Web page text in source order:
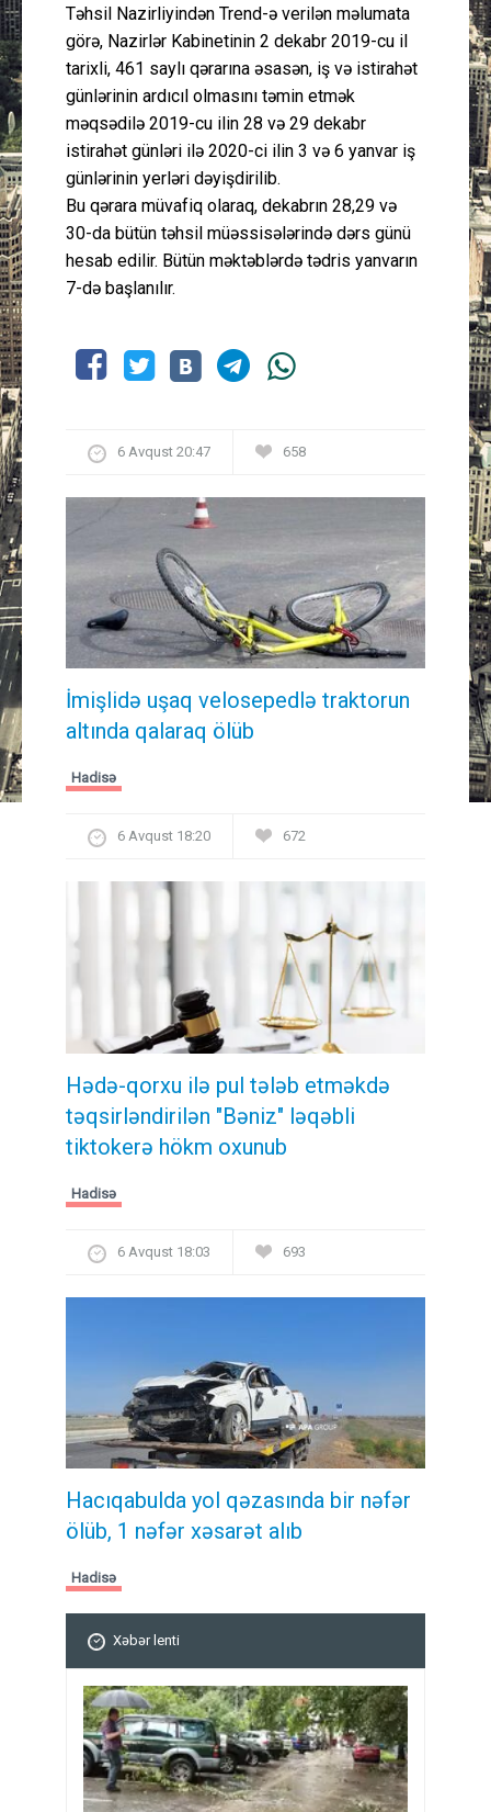
Cəmiyyət
Peşə etikası
Əlaqə
Təhsil Nazirliyindən Trend-ə verilən məlumata
görə, Nazirlər Kabinetinin 2 dekabr 2019-cu il
tarixli, 461 saylı qərarına əsasən, iş və istirahət
günlərinin ardıcıl olmasını təmin etmək
məqsədilə 2019-cu ilin 28 və 29 dekabr
istirahət günləri ilə 2020-ci ilin 3 və 6 yanvar iş
günlərinin yerləri dəyişdirilib.
Bu qərara müvafiq olaraq, dekabrın 28,29 və
30-da bütün təhsil müəssisələrində dərs günü
hesab edilir. Bütün məktəblərdə tədris yanvarın
7-də başlanılır.
6 Avqust 20:47 658
İmişlidə uşaq velosepedlə traktorun
altında qalaraq ölüb
Hadisə
6 Avqust 18:20 672
Hədə-qorxu ilə pul tələb etməkdə
təqsirləndirilən "Bəniz" ləqəbli
tiktokerə hökm oxunub
Hadisə
6 Avqust 18:03 693
Hacıqabulda yol qəzasında bir nəfər
ölüb, 1 nəfər xəsarət alıb
Hadisə
Xəbər lenti